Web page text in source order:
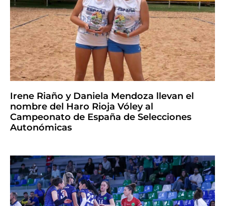
Irene Riaño y Daniela Mendoza llevan el
nombre del Haro Rioja Vóley al
Campeonato de España de Selecciones
Autonómicas